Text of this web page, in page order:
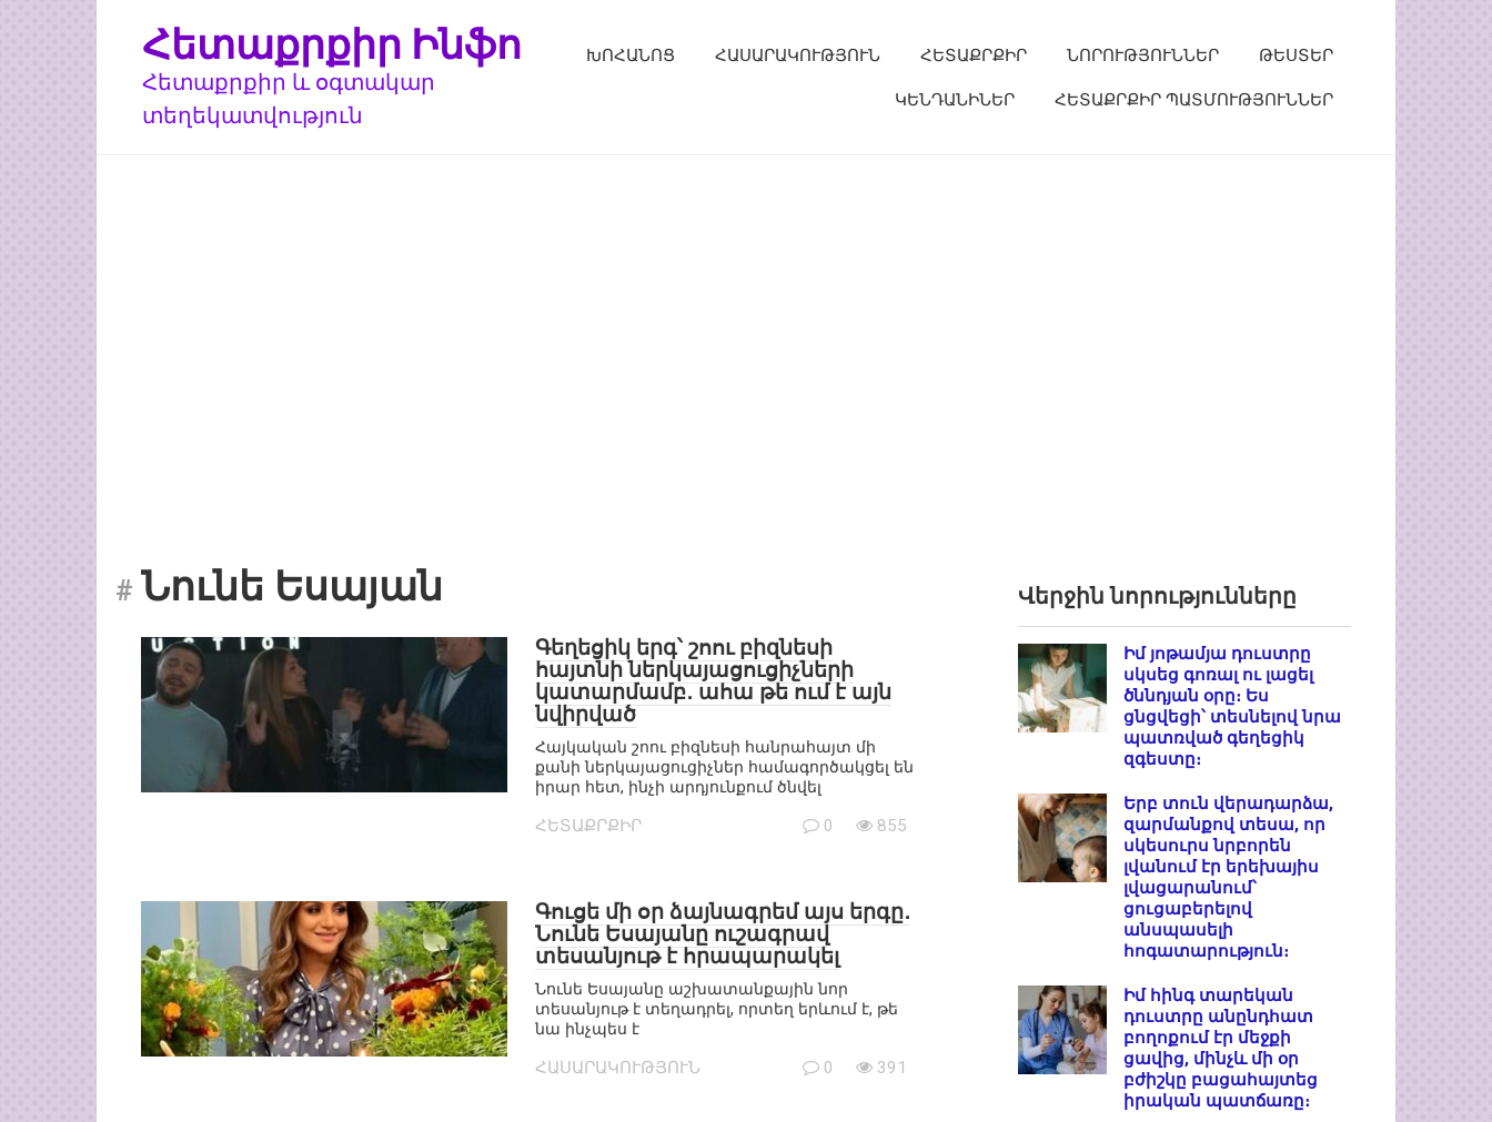
Հետաքրքիր Ինֆո
Հետաքրքիր և օգտակար
տեղեկատվություն
ԽՈՀԱՆՈՑ ՀԱՍԱՐԱԿՈՒԹՅՈՒՆ ՀԵՏԱՔՐՔԻՐ ՆՈՐՈՒԹՅՈՒՆՆԵՐ ԹԵՍՏԵՐ
ԿԵՆԴԱՆԻՆԵՐ ՀԵՏԱՔՐՔԻՐ ՊԱՏՄՈՒԹՅՈՒՆՆԵՐ
Նունե Եսայան
Գեղեցիկ երգ՝ շոու բիզնեսի
հայտնի ներկայացուցիչների
կատարմամբ․ ահա թե ում է այն
նվիրված
Հայկական շոու բիզնեսի հանրահայտ մի
քանի ներկայացուցիչներ համագործակցել են
իրար հետ, ինչի արդյունքում ծնվել
ՀԵՏԱՔՐՔԻՐ 0 855
Գուցե մի օր ձայնագրեմ այս երգը․
Նունե Եսայանը ուշագրավ
տեսանյութ է հրապարակել
Նունե Եսայանը աշխատանքային նոր
տեսանյութ է տեղադրել, որտեղ երևում է, թե
նա ինչպես է
ՀԱՍԱՐԱԿՈՒԹՅՈՒՆ 0 391
Վերջին նորությունները
Իմ յոթամյա դուստրը
սկսեց գոռալ ու լացել
ծննդյան օրը։ Ես
ցնցվեցի՝ տեսնելով նրա
պատռված գեղեցիկ
զգեստը։
Երբ տուն վերադարձա,
զարմանքով տեսա, որ
սկեսուրս նրբորեն
լվանում էր երեխայիս
լվացարանում՝
ցուցաբերելով
անսպասելի
հոգատարություն։
Իմ հինգ տարեկան
դուստրը անընդհատ
բողոքում էր մեջքի
ցավից, մինչև մի օր
բժիշկը բացահայտեց
իրական պատճառը։